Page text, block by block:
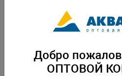
Помпа EHEIM 3400л/ч (шнур 1,5м)
Добро
ОПТОВОЙ